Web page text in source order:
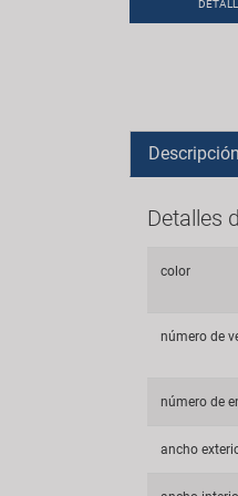
Detalles
color
número de
número de
ancho